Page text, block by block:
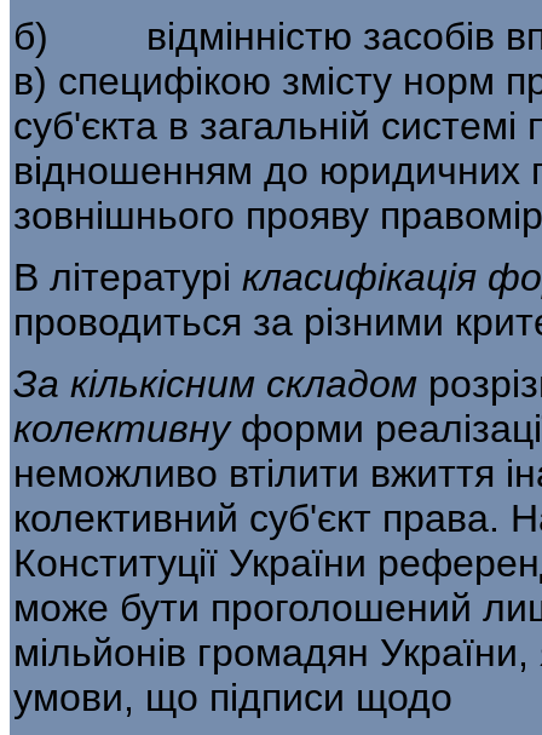
б) відмінністю засобів
в) специфікою змісту норм
суб'єкта в загальній
відношенням до юридичних
зовнішнього прояву
В літературі класифікація
проводиться за різними
За кількісним складом
колективну форми
неможливо втілити вжиття
колективний суб'єкт права.
Конституції України
може бути проголошений
мільйонів громадян
умови, що підписи щодо